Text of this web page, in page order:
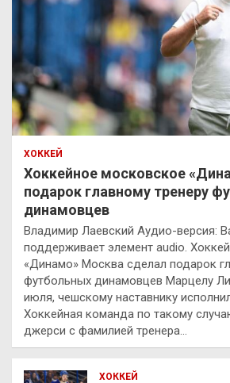
ХОККЕЙ
Хоккейное московское
подарок главному тренеру
динамовцев
Владимир Лаевский Аудио-версия:
поддерживает элемент audio.
«Динамо» Москва сделал подарок
футбольных динамовцев Марцелу
июля, чешскому наставнику
Хоккейная команда по такому
джерси с фамилией тренера…
ХОККЕЙ